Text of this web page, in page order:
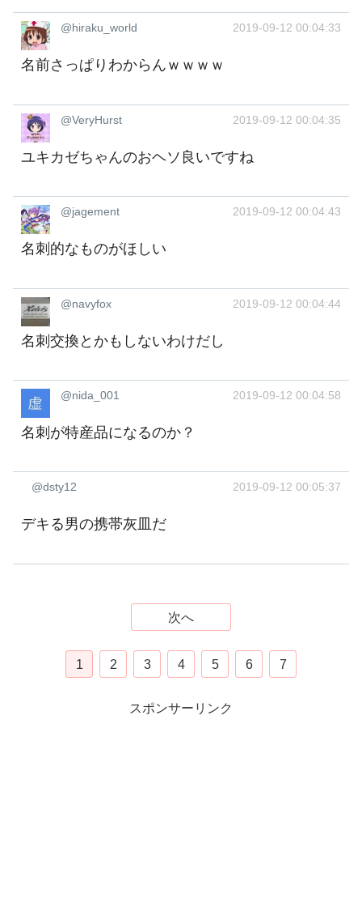
@hiraku_world 2019-09-12 00:04:33
名前さっぱりわからんｗｗｗｗ
@VeryHurst 2019-09-12 00:04:35
ユキカゼちゃんのおヘソ良いですね
@jagement 2019-09-12 00:04:43
名刺的なものがほしい
@navyfox 2019-09-12 00:04:44
名刺交換とかもしないわけだし
@nida_001 2019-09-12 00:04:58
名刺が特産品になるのか？
@dsty12 2019-09-12 00:05:37
デキる男の携帯灰皿だ
次へ
1 2 3 4 5 6 7
スポンサーリンク